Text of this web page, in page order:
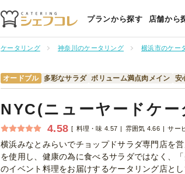
プランから探す 店舗から
ケータリング 神奈川のケータリング 横浜市のケー
オードブル 多彩なサラダ ボリューム満点肉メイン 安
NYC(ニューヤードケー
4.58 料理・味 4.57 雰囲気 4.66 サー
横浜みなとみらいでチョップドサラダ専門店を
を使用し、健康の為に食べるサラダではなく、
のイベント料理をお届けするケータリング店と